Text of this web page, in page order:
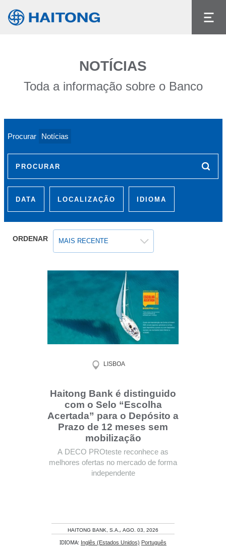
O conteúdo atual não existe no idioma que
selecionou.
NOTÍCIAS
Toda a informação sobre o Banco
Procurar Notícias
PROCURAR
DATA LOCALIZAÇÃO IDIOMA
ORDENAR MAIS RECENTE
LISBOA
Haitong Bank é distinguido
com o Selo “Escolha
Acertada” para o Depósito a
Prazo de 12 meses sem
mobilização
A DECO PROteste reconhece as
melhores ofertas no mercado de forma
independente
HAITONG BANK, S.A. , AGO. 03, 2026
IDIOMA: Inglês (Estados Unidos) Português